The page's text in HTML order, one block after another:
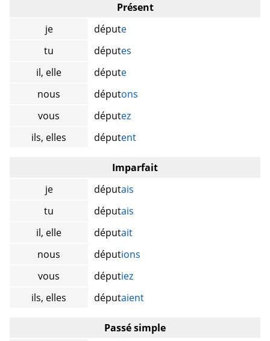
Présent
je
députe
tu
députes
il, elle
députe
nous
députons
vous
députez
ils, elles
députent
Imparfait
je
députais
tu
députais
il, elle
députait
nous
députions
vous
députiez
ils, elles
députaient
Passé simple